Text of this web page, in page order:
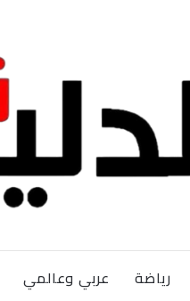
رياضة عربي وعالمي